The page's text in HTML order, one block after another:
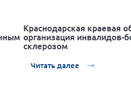
Краснодарская краевая
организация инвалидов-
склерозом
Читать далее